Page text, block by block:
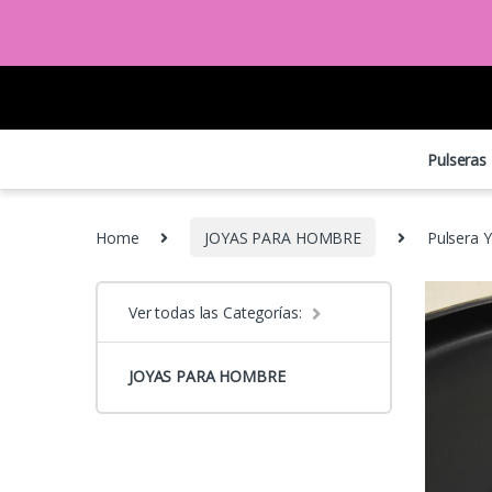
Pulseras
Home JOYAS PARA HOMBRE Pulsera
Ver todas las Categorías:
JOYAS PARA HOMBRE